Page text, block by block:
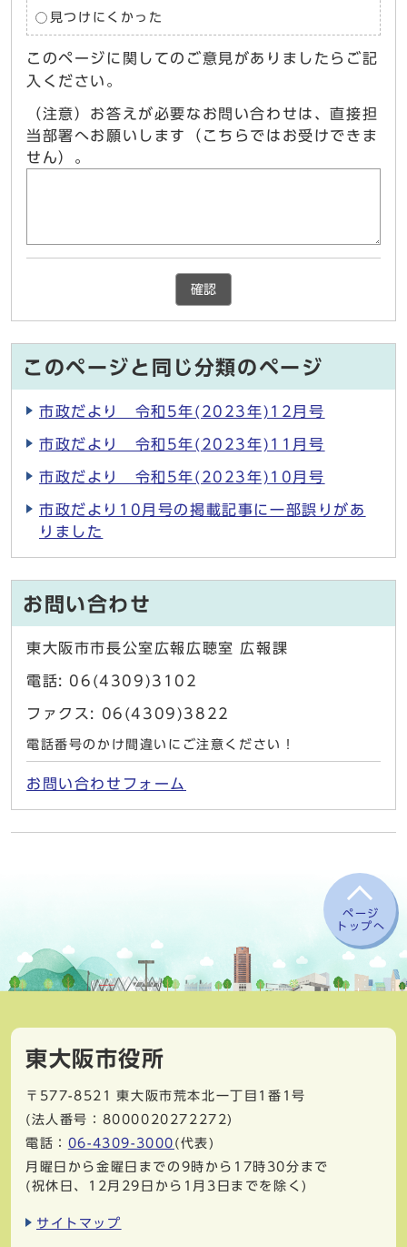
見つけにくかった
このページに関してのご意見がありましたらご記
入ください。
（注意）お答えが必要なお問い合わせは、直接担
当部署へお願いします（こちらではお受けできま
せん）。
確認
このページと同じ分類のページ
市政だより 令和5年(2023年)12月号
市政だより 令和5年(2023年)11月号
市政だより 令和5年(2023年)10月号
市政だより10月号の掲載記事に一部誤りがあ
りました
お問い合わせ
東大阪市市長公室広報広聴室 広報課
電話: 06(4309)3102
ファクス: 06(4309)3822
電話番号のかけ間違いにご注意ください！
お問い合わせフォーム
ページ
トップへ
東大阪市役所
〒577-8521
東大阪市荒本北一丁目1番1号
(法人番号：8000020272272)
電話： 06-4309-3000 (代表)
月曜日から金曜日までの9時から17時30分まで
(祝休日、12月29日から1月3日までを除く)
サイトマップ